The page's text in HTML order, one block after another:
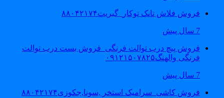
فروش فلاش تانک توکار_گبریت۸۸۰۴۲۱۷۴
فروش پیچ درب توالت فرنگی_فروش بست درب توالت
فرنگی والهنگ۰۹۱۲۱۵۰۷۸۲۵
فروش کاشی_سرامیک استخر ,سونا,جکوزی۸۸۰۴۲۱۷۴